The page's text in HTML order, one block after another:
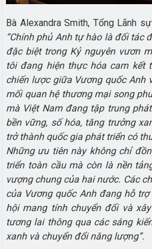
Bà Alexandra Smith, Tổng Lãnh
“Chính phủ Anh tự hào là đối tác
đặc biệt trong Kỷ nguyên vươn
tôi đang hiện thực hóa cam kết
chiến lược giữa Vương quốc Anh
mối quan hệ thương mại song
mà Việt Nam đang tập trung
bền vững, số hóa, tăng trưởng
trở thành quốc gia phát triển có
Những ưu tiên này không chỉ
triển toàn cầu mà còn là nền
vượng chung của hai nước. Các
của Vương quốc Anh đang hỗ
hội mang tính chuyển đổi và
tương lai thông qua các sáng
xanh và chuyển đổi năng lượng”.